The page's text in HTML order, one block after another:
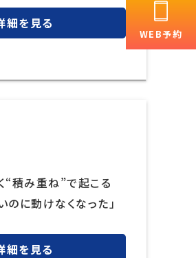
WEB予約
細を見る
“積み重ね”で起こる
に動けなくなった」
細を見る